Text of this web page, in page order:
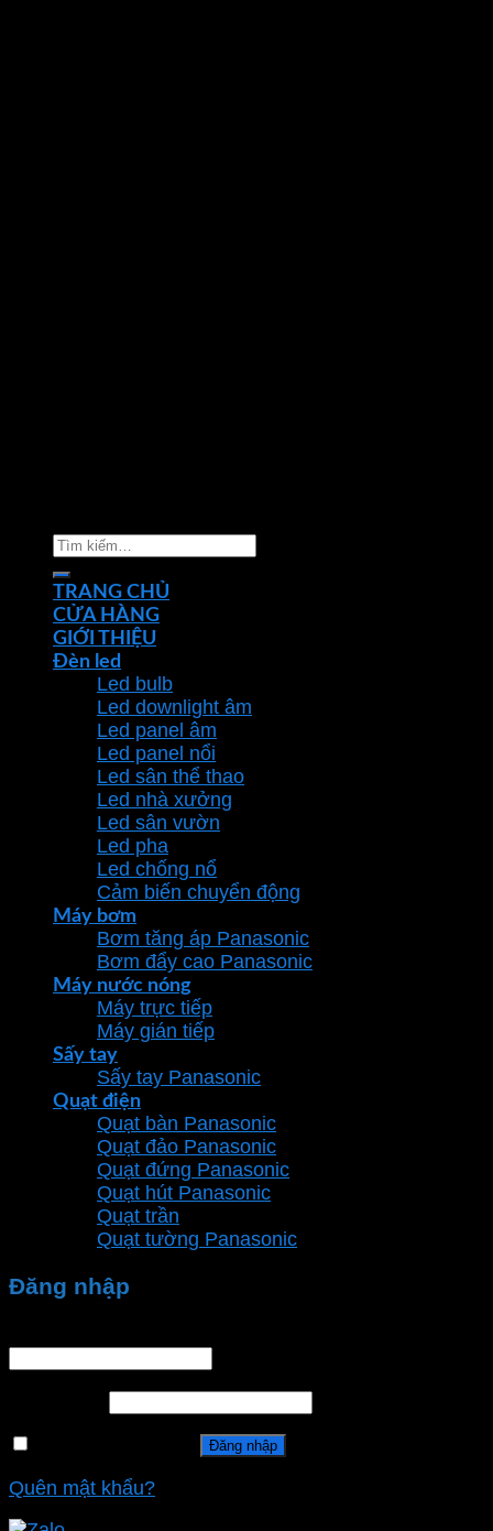
Tìm
TRANG CHỦ
CỬA HÀNG
GIỚI THIỆU
Đèn led
Led bulb
Led downlight âm
Led panel âm
Led panel nổi
Led sân thể thao
Led nhà xưởng
Led sân vườn
Led pha
Led chống nổ
Cảm biến chuyển động
Máy bơm
Bơm tăng áp Panasonic
Bơm đẩy cao Panasonic
Máy nước nóng
Máy trực tiếp
Máy gián tiếp
Sấy tay
Sấy tay Panasonic
Quạt điện
Quạt bàn Panasonic
Quạt đảo Panasonic
Quạt đứng Panasonic
Quạt hút Panasonic
Quạt trần
Quạt tường Panasonic
Đăng nhập
Đăng nhập
Quên mật khẩu?